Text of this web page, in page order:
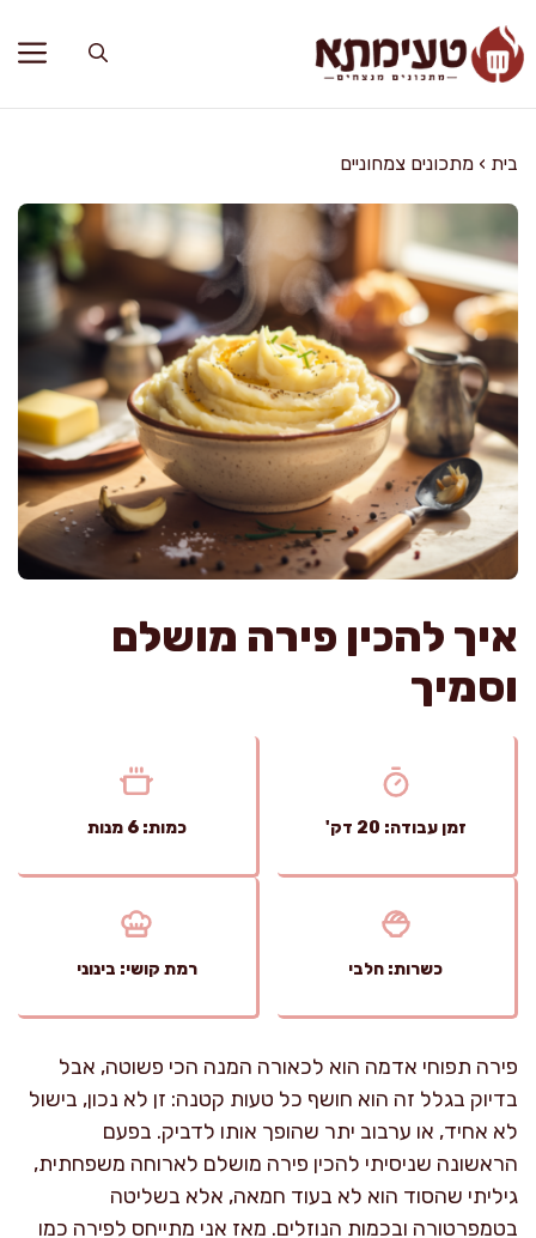
לתוכן
בית › מתכונים צמחוניים
איך להכין פירה מושלם
וסמיך
זמן עבודה: 20 דק' כמות: 6 מנות
כשרות: חלבי רמת קושי: בינוני
פירה תפוחי אדמה הוא לכאורה המנה הכי פשוטה, אבל
בדיוק בגלל זה הוא חושף כל טעות קטנה: זן לא נכון, בישול
לא אחיד, או ערבוב יתר שהופך אותו לדביק. בפעם
הראשונה שניסיתי להכין פירה מושלם לארוחה משפחתית,
גיליתי שהסוד הוא לא בעוד חמאה, אלא בשליטה
בטמפרטורה ובכמות הנוזלים. מאז אני מתייחס לפירה כמו